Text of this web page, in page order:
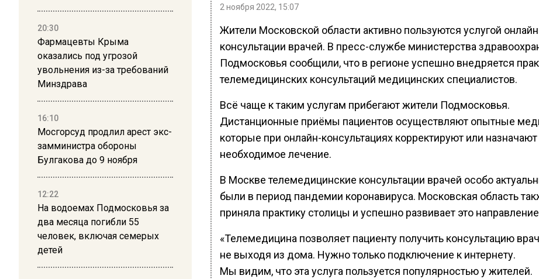
20:30
Фармацевты Крыма
оказались под угрозой
увольнения из-за требований
Минздрава
16:10
Мосгорсуд продлил арест экс-
замминистра обороны
Булгакова до 9 ноября
12:22
На водоемах Подмосковья за
два месяца погибли 55
человек, включая семерых
детей
2 ноября 2022, 15:07
Жители Московской области активно пользуются услугой
консультации врачей. В пресс-службе министерства
Подмосковья сообщили, что в регионе успешно внедряется
телемедицинских консультаций медицинских специалистов.
Всё чаще к таким услугам прибегают жители Подмосковья.
Дистанционные приёмы пациентов осуществляют опытные
которые при онлайн-консультациях корректируют или назначают
необходимое лечение.
В Москве телемедицинские консультации врачей особо
были в период пандемии коронавируса. Московская область
приняла практику столицы и успешно развивает это
«Телемедицина позволяет пациенту получить консультацию
не выходя из дома. Нужно только подключение к интернету.
Мы видим, что эта услуга пользуется популярностью у жителей.